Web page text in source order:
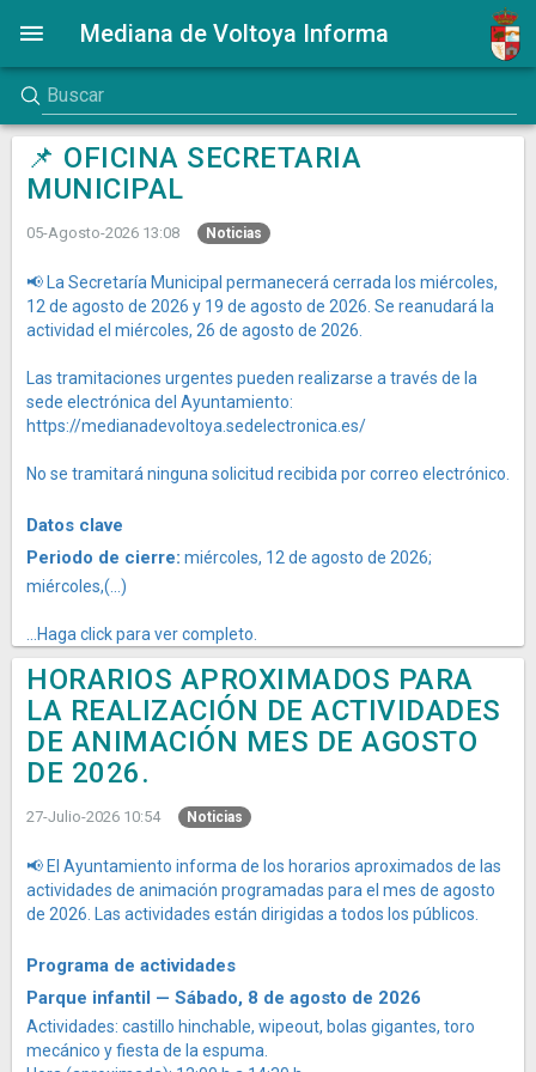
Mediana de Voltoya Informa
📌 OFICINA SECRETARIA
MUNICIPAL
05-Agosto-2026 13:08 Noticias
📢 La Secretaría Municipal permanecerá cerrada los miércoles,
12 de agosto de 2026 y 19 de agosto de 2026. Se reanudará la
actividad el miércoles, 26 de agosto de 2026.
Las tramitaciones urgentes pueden realizarse a través de la
sede electrónica del Ayuntamiento:
https://medianadevoltoya.sedelectronica.es/
No se tramitará ninguna solicitud recibida por correo electrónico.
Datos clave
Periodo de cierre: miércoles, 12 de agosto de 2026;
miércoles,(...)
...Haga click para ver completo.
HORARIOS APROXIMADOS PARA
LA REALIZACIÓN DE ACTIVIDADES
DE ANIMACIÓN MES DE AGOSTO
DE 2026.
27-Julio-2026 10:54 Noticias
📢 El Ayuntamiento informa de los horarios aproximados de las
actividades de animación programadas para el mes de agosto
de 2026. Las actividades están dirigidas a todos los públicos.
Programa de actividades
Parque infantil — Sábado, 8 de agosto de 2026
Actividades: castillo hinchable, wipeout, bolas gigantes, toro
mecánico y fiesta de la espuma.